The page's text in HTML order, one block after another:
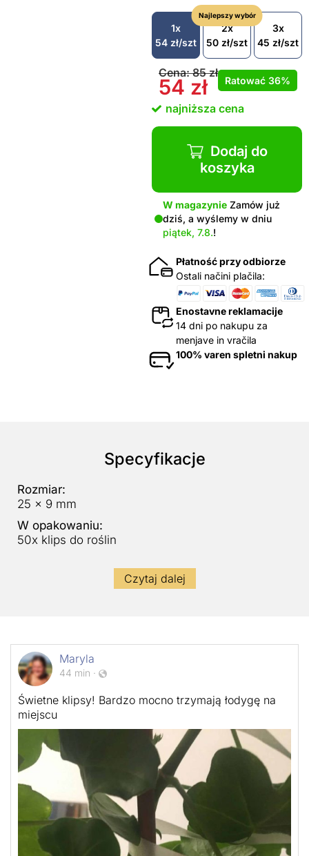
1x
54 zł/szt
Najlepszy wybór
2x
50 zł/szt
3x
45 zł/szt
Cena:85zł
54 zł Ratować 36%
najniższa cena
Dodaj do
koszyka
W magazynie Zamów już
dziś, a wyślemy w dniu
piątek, 7.8.!
Płatność przy odbiorze
Ostali načini plačila:
Enostavne reklamacije
14 dni po nakupu za
menjave in vračila
100% varen spletni nakup
Specyfikacje
Rozmiar:
25 x 9 mm
W opakowaniu:
50x klips do roślin
Czytaj dalej
Maryla
44 min ·
Świetne klipsy! Bardzo mocno trzymają łodygę na
miejscu